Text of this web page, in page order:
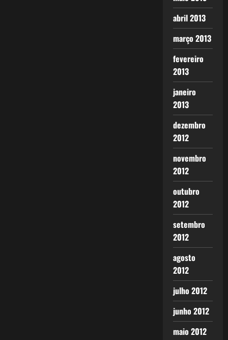
abril 2013
março 2013
fevereiro
2013
janeiro
2013
dezembro
2012
novembro
2012
outubro
2012
setembro
2012
agosto
2012
julho 2012
junho 2012
maio 2012